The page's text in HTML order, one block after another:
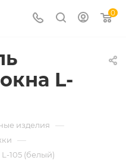
0
L-
изделия —
—
105 (белый)